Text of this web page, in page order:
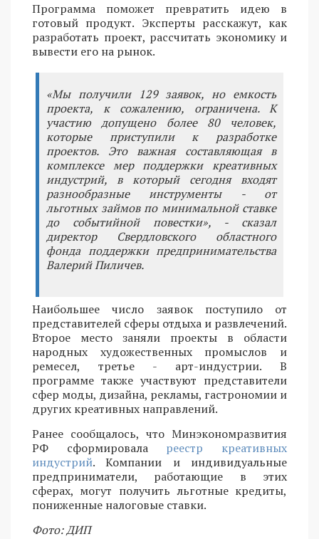
Программа поможет превратить идею в
готовый продукт. Эксперты расскажут, как
разработать проект, рассчитать экономику и
вывести его на рынок.
«Мы получили 129 заявок, но емкость
проекта, к сожалению, ограничена. К
участию допущено более 80 человек,
которые приступили к разработке
проектов. Это важная составляющая в
комплексе мер поддержки креативных
индустрий, в который сегодня входят
разнообразные инструменты - от
льготных займов по минимальной ставке
до событийной повестки», - сказал
директор Свердловского областного
фонда поддержки предпринимательства
Валерий Пиличев.
Наибольшее число заявок поступило от
представителей сферы отдыха и развлечений.
Второе место заняли проекты в области
народных художественных промыслов и
ремесел, третье - арт-индустрии. В
программе также участвуют представители
сфер моды, дизайна, рекламы, гастрономии и
других креативных направлений.
Ранее сообщалось, что Минэкономразвития
РФ сформировала реестр креативных
индустрий. Компании и индивидуальные
предприниматели, работающие в этих
сферах, могут получить льготные кредиты,
пониженные налоговые ставки.
Фото: ДИП